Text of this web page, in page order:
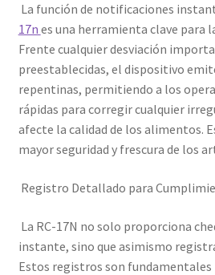
La función de notificaciones
17n es una herramienta clave para
Frente cualquier desviación
preestablecidas, el dispositivo
repentinas, permitiendo a los
rápidas para corregir cualquier
afecte la calidad de los alimentos.
mayor seguridad y frescura de los
Registro Detallado para
La RC-17N no solo proporciona
instante, sino que asimismo
Estos registros son